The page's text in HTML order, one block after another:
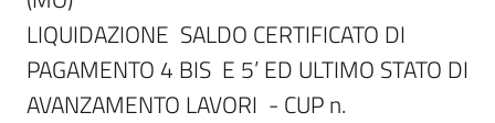
LIQUIDAZIONE  SALDO CERTIFICATO DI
PAGAMENTO 4 BIS  E 5’ ED ULTIMO STATO DI
AVANZAMENTO LAVORI  - CUP n.